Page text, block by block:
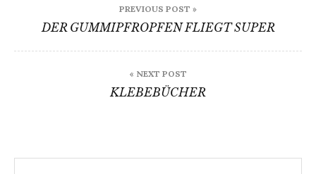
PREVIOUS POST »
DER GUMMIPFROPFEN FLIEGT SUPER
« NEXT POST
KLEBEBÜCHER